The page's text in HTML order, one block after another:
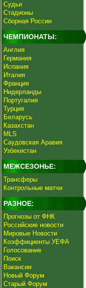
Судьи
Стадионы
Сборная России
ЧЕМПИОНАТЫ:
Англия
Германия
Испания
Италия
Франция
Нидерланды
Португалия
Турция
Беларусь
Казахстан
MLS
Саудовская Аравия
Узбекистан
МЕЖСЕЗОНЬЕ:
Трансферы
Контрольные матчи
РАЗНОЕ:
Прогнозы от ФНК
Российские новости
Мировые Новости
Коэффициенты УЕФА
Голосование
Поиск
Вакансии
Новый Форум
Старый Форум